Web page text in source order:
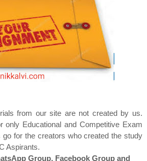
from our site are not created by us.
only Educational and Competitive Exam
go for the creators who created the study
Aspirants.
Group, Facebook Group and